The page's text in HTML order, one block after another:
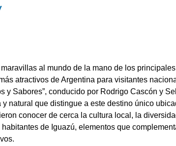
al mundo de la mano de los
atractivos de Argentina para visitantes
y Sabores”, conducido por Rodrigo Cascón y
natural que distingue a este destino único
conocer de cerca la cultura local, la
de Iguazú, elementos que